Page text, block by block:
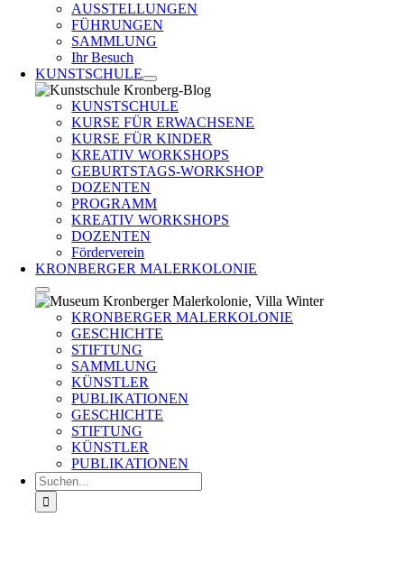
AUSSTELLUNGEN
FÜHRUNGEN
SAMMLUNG
Ihr Besuch
KUNSTSCHULE
KUNSTSCHULE
KURSE FÜR ERWACHSENE
KURSE FÜR KINDER
KREATIV WORKSHOPS
GEBURTSTAGS-WORKSHOP
DOZENTEN
PROGRAMM
KREATIV WORKSHOPS
DOZENTEN
Förderverein
KRONBERGER MALERKOLONIE
KRONBERGER MALERKOLONIE
GESCHICHTE
STIFTUNG
SAMMLUNG
KÜNSTLER
PUBLIKATIONEN
GESCHICHTE
STIFTUNG
KÜNSTLER
PUBLIKATIONEN
Suche
nach: